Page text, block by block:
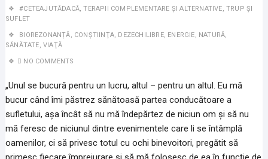
#CETEAJUTĂDACĂ,TERAPII COMPLEMENTARE ȘI ALTERNATIVE, TRUP ȘI
SUFLET
BIOREZONANȚĂ, CONŞTIINŢA, DEZECHILIBRE, ENERGIE, NATURĂ,
SĂNĂTATE, VIAŢĂ
NO COMMENTS
„Unul se bucură pentru un lucru, altul – pentru un altul. Eu mă
bucur când îmi păstrez sănătoasă partea conducătoare a
sufletului, așa încât să nu mă îndepărtez de niciun om și să nu
mă feresc de niciunul dintre evenimentele care li se întâmplă
oamenilor, ci să privesc totul cu ochi binevoitori, pregătit să